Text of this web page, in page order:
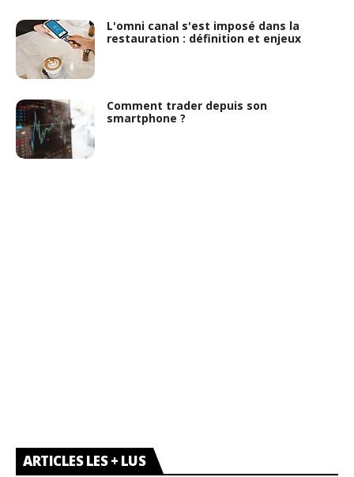
L'omni canal s'est imposé dans la
restauration : définition et enjeux
Comment trader depuis son
smartphone ?
ARTICLES LES + LUS